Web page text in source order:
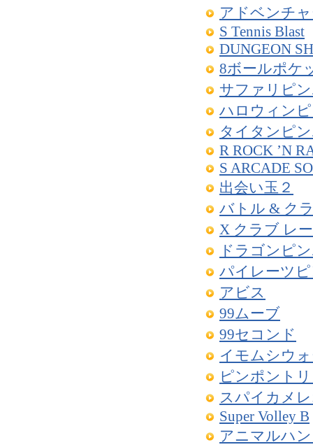
アドベンチ
S Tennis Blast
DUNGEON
8ボールポケ
サファリピ
ハロウィン
タイタンピ
R ROCK ’N
S ARCADE
出会い玉２
バトル & ク
X クラブ レ
ドラゴンピ
パイレーツ
アビス
99ムーブ
99セコンド
イモムシウ
ピンポント
スパイカメ
Super Volley B
アニマルハ